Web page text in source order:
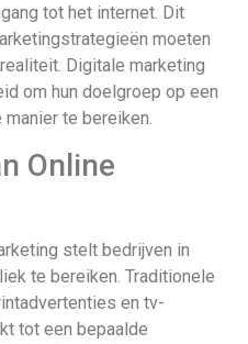
tot het internet. Dit
moeten
Digitale marketing
om hun doelgroep op een
te bereiken.
Online
stelt bedrijven in
te bereiken. Traditionele
en tv-
tot een bepaalde